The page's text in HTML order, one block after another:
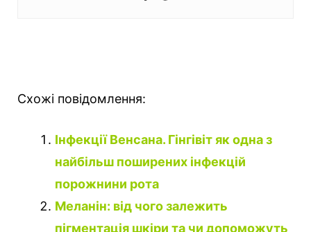
Схожі повідомлення:
Інфекції Венсана. Гінгівіт як одна з
найбільш поширених інфекцій
порожнини рота
Меланін: від чого залежить
пігментація шкіри та чи допоможуть